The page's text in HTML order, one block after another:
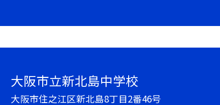
大阪市立新北島中学校
大阪市住之江区新北島8丁目2番46号